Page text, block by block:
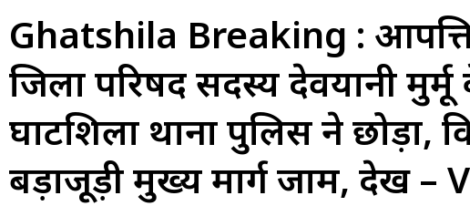
Ghatshila Breaking :
जिला परिषद सदस्य देवयानी
घाटशिला थाना पुलिस ने छोड़ा,
बड़ाजूड़ी मुख्य मार्ग जाम, देखें –